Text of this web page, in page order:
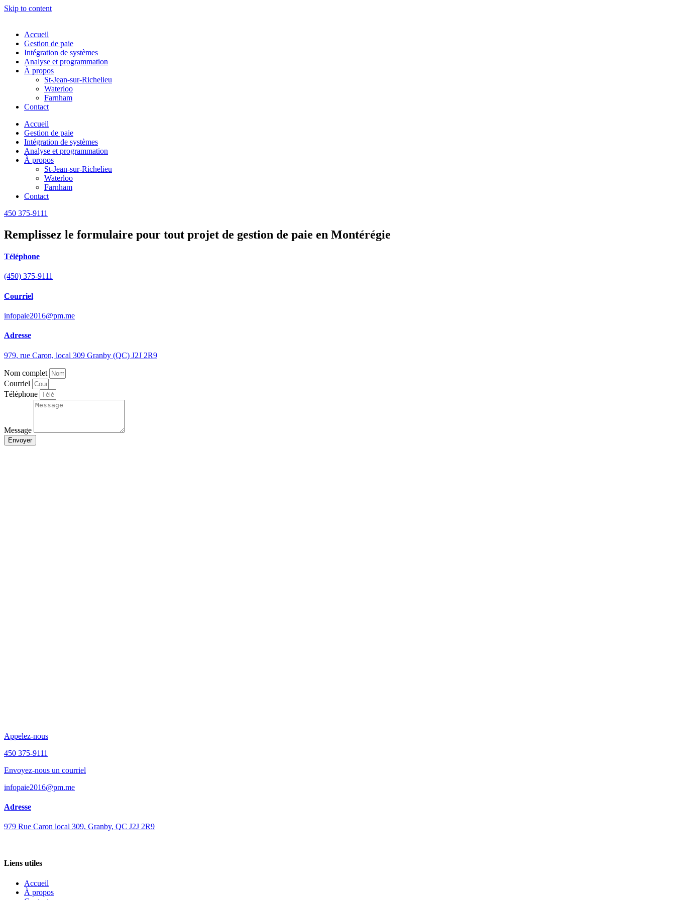
Skip to content
Accueil
Gestion de paie
Intégration de systèmes
Analyse et programmation
À propos
St-Jean-sur-Richelieu
Waterloo
Farnham
Contact
Accueil
Gestion de paie
Intégration de systèmes
Analyse et programmation
À propos
St-Jean-sur-Richelieu
Waterloo
Farnham
Contact
450 375-9111
Remplissez le formulaire pour tout projet de gestion de paie en Montérégie
Téléphone
(450) 375-9111
Courriel
infopaie2016@pm.me
Adresse
979, rue Caron, local 309 Granby (QC) J2J 2R9
Nom complet
Courriel
Téléphone
Message
Envoyer
Appelez-nous
450 375-9111
Envoyez-nous un courriel
infopaie2016@pm.me
Adresse
979 Rue Caron local 309, Granby, QC J2J 2R9
Liens utiles
Accueil
À propos